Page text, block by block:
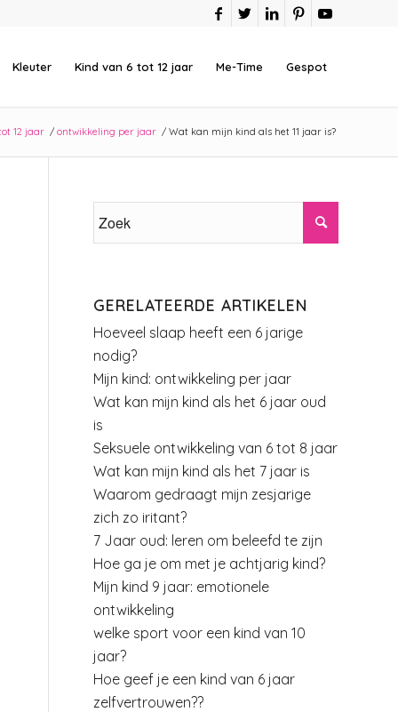
Kleuter Kind van 6 tot 12 jaar Me-Time Gespot
12 jaar / ontwikkeling per jaar / Wat kan mijn kind als het 11 jaar is?
GERELATEERDE ARTIKELEN
Hoeveel slaap heeft een 6 jarige
nodig?
Mijn kind: ontwikkeling per jaar
Wat kan mijn kind als het 6 jaar oud
is
Seksuele ontwikkeling van 6 tot 8 jaar
Wat kan mijn kind als het 7 jaar is
Waarom gedraagt mijn zesjarige
zich zo iritant?
7 Jaar oud: leren om beleefd te zijn
Hoe ga je om met je achtjarig kind?
Mijn kind 9 jaar: emotionele
ontwikkeling
welke sport voor een kind van 10
jaar?
Hoe geef je een kind van 6 jaar
zelfvertrouwen??